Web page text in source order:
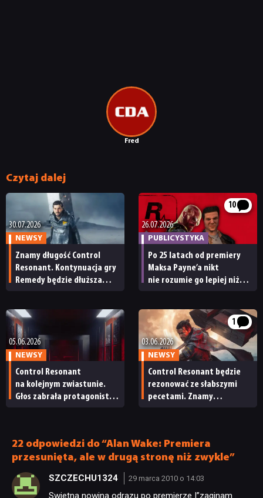
Fred
Czytaj dalej
30.07.2026
NEWSY
Znamy długość Control
Resonant. Kontynuacja gry
Remedy będzie dłuższa
10
26.07.2026
PUBLICYSTYKA
Po 25 latach od premiery
Maksa Payne’a nikt
nie rozumie go lepiej niż
05.06.2026
NEWSY
Control Resonant
na kolejnym zwiastunie.
Głos zabrała protagonistka
1
03.06.2026
NEWSY
Control Resonant będzie
rezonować ze słabszymi
pecetami. Znamy
22 odpowiedzi do “Alan Wake: Premiera
przesunięta, ale w drugą stronę niż zwykle”
SZCZECHU1324 29 marca 2010 o 14:03
Swietna nowina odrazu po premierze |”zaginam